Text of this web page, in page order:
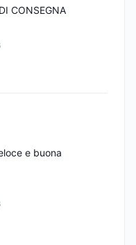
CONSEGNA
e buona